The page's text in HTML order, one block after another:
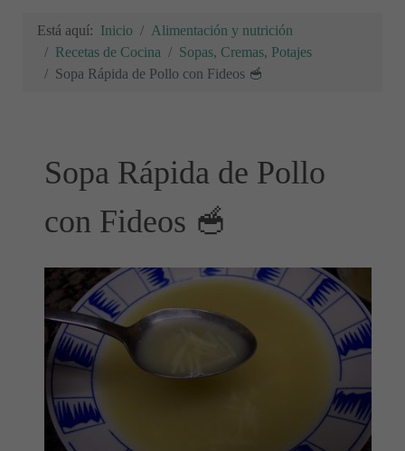
Está aquí: Inicio
Alimentación y nutrición
Recetas de Cocina
Sopas, Cremas, Potajes
Sopa Rápida de Pollo con Fideos 🥣
Sopa Rápida de Pollo
con Fideos 🥣